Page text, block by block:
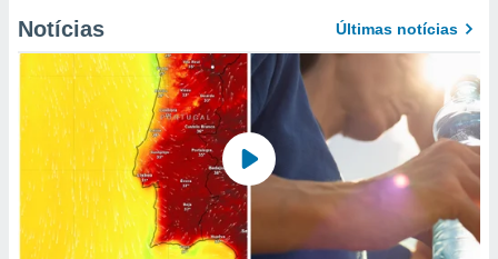
Notícias Últimas notícias